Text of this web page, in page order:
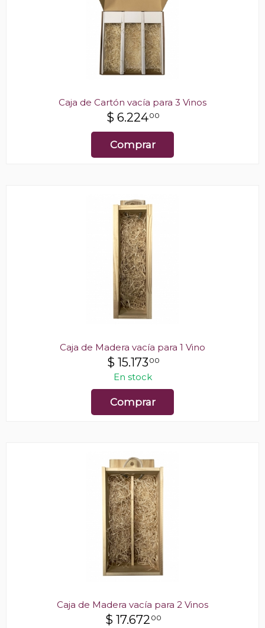
Caja de Cartón vacía para 3 Vinos
$ 6.22400
Comprar
Caja de Madera vacía para 1 Vino
$ 15.173 00
En stock
Comprar
Caja de Madera vacía para 2 Vinos
$ 17.672 00